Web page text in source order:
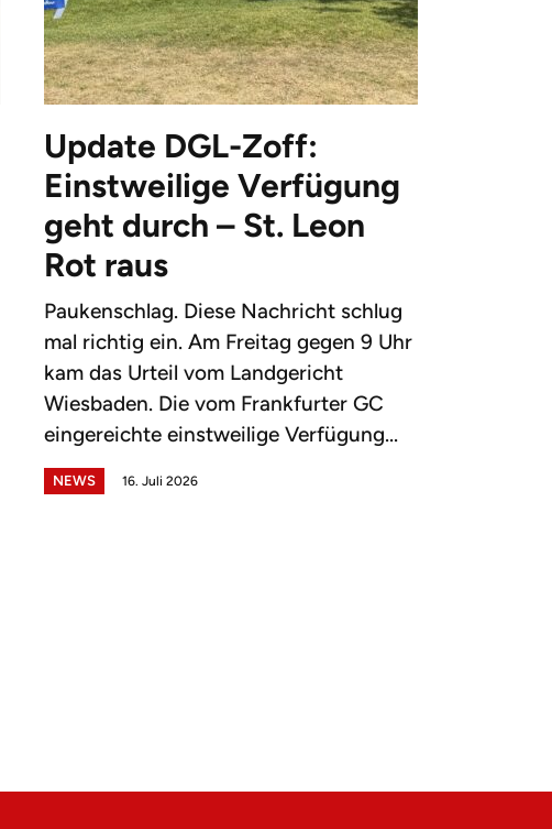
Update DGL-Zoff:
Einstweilige Verfügung
geht durch – St. Leon
Rot raus
Paukenschlag. Diese Nachricht schlug
mal richtig ein. Am Freitag gegen 9 Uhr
kam das Urteil vom Landgericht
Wiesbaden. Die vom Frankfurter GC
eingereichte einstweilige Verfügung...
NEWS 16. Juli 2026